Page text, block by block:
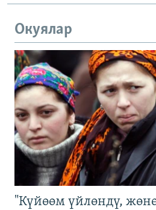
Окуялар
"Күйөөм үйлөндү,